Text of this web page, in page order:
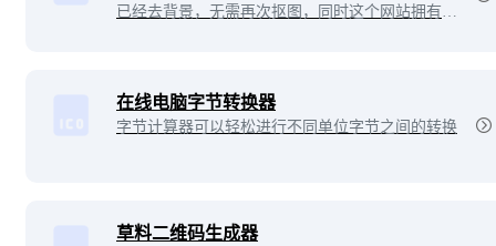
已经去背景，无需再次抠图，同时这个网站拥有多
在线电脑字节转换器
字节计算器可以轻松进行不同单位字节之间的转换
草料二维码生成器